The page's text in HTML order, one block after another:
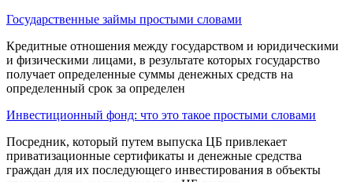
Государственные займы простыми словами
Кредитные от­ношения между государством и юридически­ми
и физическими лицами, в результате которых государство
получает определенные суммы де­нежных средств на
определенный срок за опре­делен
Инвестиционный фонд: что это такое простыми словами
Посредник, ко­торый путем выпуска ЦБ привлекает
приватиза­ционные сертификаты и денежные средства
граждан для их последующего инвестирования в объекты